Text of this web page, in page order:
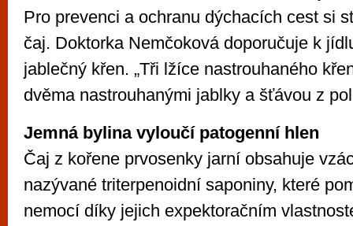
Pro prevenci a ochranu dýchacích cest si
čaj. Doktorka Nemčoková doporučuje k
jablečný křen. „Tři lžíce nastrouhaného
dvěma nastrouhanými jablky a šťávou z
Jemná bylina vyloučí patogenní hlen
Čaj z kořene prvosenky jarní obsahuje
nazývané triterpenoidní saponiny, které
nemocí díky jejich expektoračním